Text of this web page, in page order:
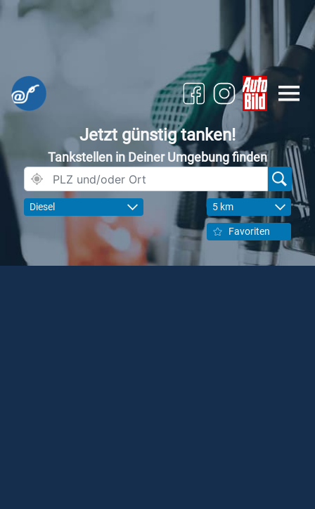
Jetzt günstig tanken!
Tankstellen in Deiner Umgebung finden
Diesel 5 km
Favoriten